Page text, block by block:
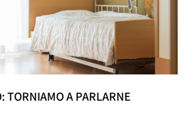
TORNIAMO A PARLARNE